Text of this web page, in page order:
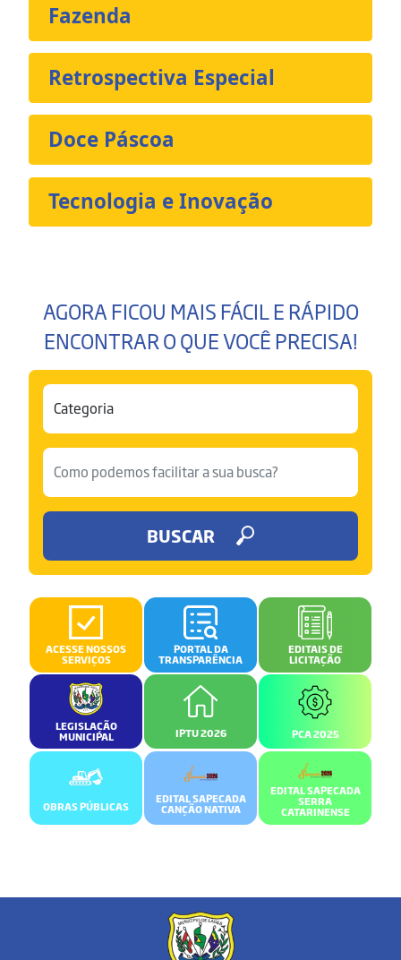
Fazenda
Retrospectiva Especial
Doce Páscoa
Tecnologia e Inovação
AGORA FICOU MAIS FÁCIL E RÁPIDO
ENCONTRAR O QUE VOCÊ PRECISA!
BUSCAR
ACESSE NOSSOS
SERVIÇOS
PORTAL DA
TRANSPARÊNCIA
EDITAIS DE
LICITAÇÃO
LEGISLAÇÃO
MUNICIPAL IPTU 2026 PCA 2025
OBRAS PÚBLICAS
EDITAL SAPECADA
CANÇÃO NATIVA
EDITAL SAPECADA
SERRA
CATARINENSE